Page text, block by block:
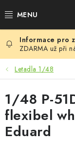
na
BLOG
SUMMER DAYS
WARHAMMER
ASK PRODUKTY
ZDARMA už při
Letadla 1/48
1/48 P-
flexibel
Eduard